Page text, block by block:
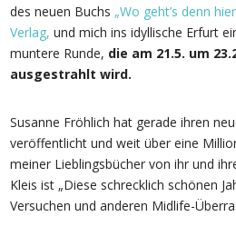
des neuen Buchs „Wo geht’s denn
Verlag, und mich ins idyllische Erfurt
muntere Runde, die am 21.5. um
ausgestrahlt wird.
Susanne Fröhlich hat gerade ihren
veröffentlicht und weit über eine
meiner Lieblingsbücher von ihr und
Kleis ist „Diese schrecklich schönen
Versuchen und anderen Midlife-